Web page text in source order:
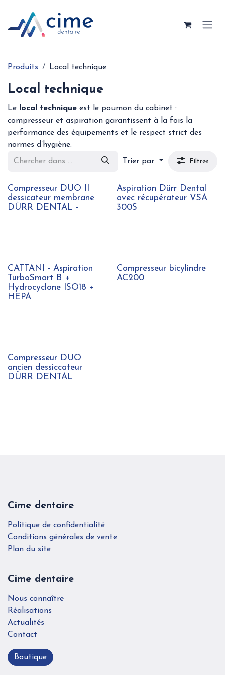
Produits Local technique
Local technique
Le local technique est le poumon du cabinet :
compresseur et aspiration garantissent à la fois la
performance des équipements et le respect strict des
normes d’hygiène.
Trier par Filtres
Compresseur DUO II
dessicateur membrane
DÜRR DENTAL -
Aspiration Dürr Dental
avec récupérateur VSA
300S
CATTANI - Aspiration
TurboSmart B +
Hydrocyclone ISO18 +
HEPA
Compresseur bicylindre
AC200
Compresseur DUO
ancien dessiccateur
DÜRR DENTAL
Cime dentaire
Politique de confidentialité
Conditions générales de vente
Plan du site
Cime dentaire
Nous connaître
Réalisations
Actualités
Contact
Boutique